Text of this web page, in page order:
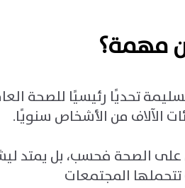
مهمة؟
تحديًا رئيسيًا للصحة
الآلاف من الأشخاص سنويًا.
على الصحة فحسب، بل يمتد
تتحملها المجتمعات